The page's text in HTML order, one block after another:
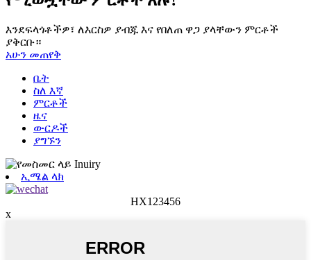
እንደፍላጎቶችዎ፣ ለእርስዎ ያብጁ እና የበለጠ ዋጋ ያላቸውን ምርቶች
ያቅርቡ።
አሁን መጠየቅ
ቤት
ስለ እኛ
ምርቶች
ዜና
ውርዶች
ያግኙን
ኢሜል ላክ
HX123456
x